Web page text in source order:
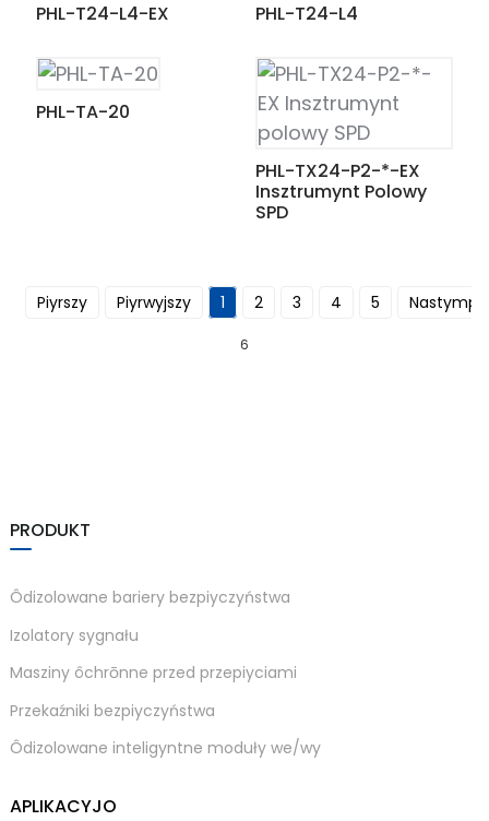
PHL-T24-L4-EX PHL-T24-L4
PHL-TA-20
PHL-TX24-P2-*-EX
Insztrumynt Polowy
SPD
Piyrszy Piyrwyjszy 1 2 3 4 5
6
PRODUKT
Ôdizolowane bariery bezpiyczyństwa
Izolatory sygnału
Masziny ôchrōnne przed przepiyciami
Przekaźniki bezpiyczyństwa
Ôdizolowane inteligyntne moduły we/wy
APLIKACYJO